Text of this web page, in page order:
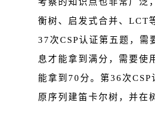
考察的知识点也非常广泛
衡树、启发式合并、LCT
37次CSP认证第五题，需
息才能拿到满分，需要使
能拿到70分。第36次CSP
原序列建笛卡尔树，并在